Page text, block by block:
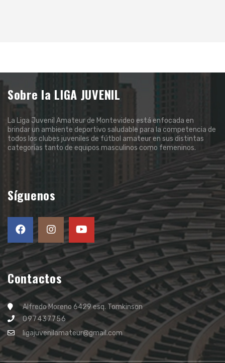
Sobre la LIGA JUVENIL
La Liga Juvenil Amateur de Montevideo está enfocada en
brindar un ambiente deportivo saludable para la competencia de
todos los clubes juveniles de fútbol amateur en sus distintas
categorías tanto de equipos masculinos como femeninos.
Síguenos
Contactos
Alfredo Moreno 6429 esq. Tomkinson
097437756
ligajuvenilamateur@gmail.com